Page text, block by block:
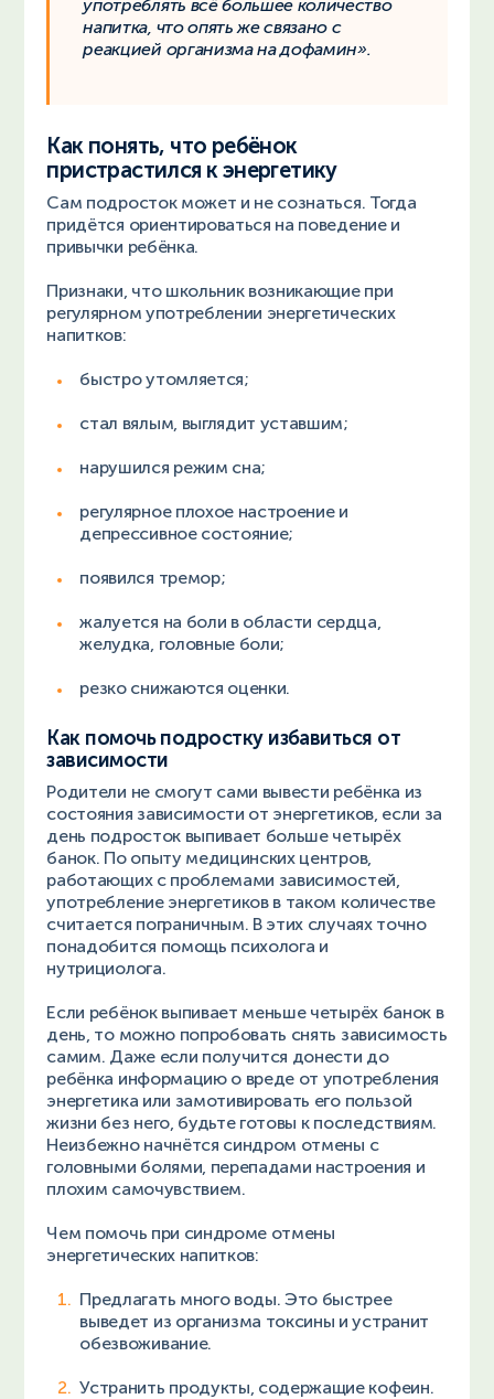
употреблять всё большее количество
напитка, что опять же связано с
реакцией организма на дофамин».
Как понять, что ребёнок
пристрастился к энергетику
Сам подросток может и не сознаться. Тогда
придётся ориентироваться на поведение и
привычки ребёнка.
Признаки, что школьник возникающие при
регулярном употреблении энергетических
напитков:
быстро утомляется;
стал вялым, выглядит уставшим;
нарушился режим сна;
регулярное плохое настроение и
депрессивное состояние;
появился тремор;
жалуется на боли в области сердца,
желудка, головные боли;
резко снижаются оценки.
Как помочь подростку избавиться от
зависимости
Родители не смогут сами вывести ребёнка из
состояния зависимости от энергетиков, если за
день подросток выпивает больше четырёх
банок. По опыту медицинских центров,
работающих с проблемами зависимостей,
употребление энергетиков в таком количестве
считается пограничным. В этих случаях точно
понадобится помощь психолога и
нутрициолога.
Если ребёнок выпивает меньше четырёх банок в
день, то можно попробовать снять зависимость
самим. Даже если получится донести до
ребёнка информацию о вреде от употребления
энергетика или замотивировать его пользой
жизни без него, будьте готовы к последствиям.
Неизбежно начнётся синдром отмены с
головными болями, перепадами настроения и
плохим самочувствием.
Чем помочь при синдроме отмены
энергетических напитков:
Предлагать много воды. Это быстрее
выведет из организма токсины и устранит
обезвоживание.
Устранить продукты, содержащие кофеин.